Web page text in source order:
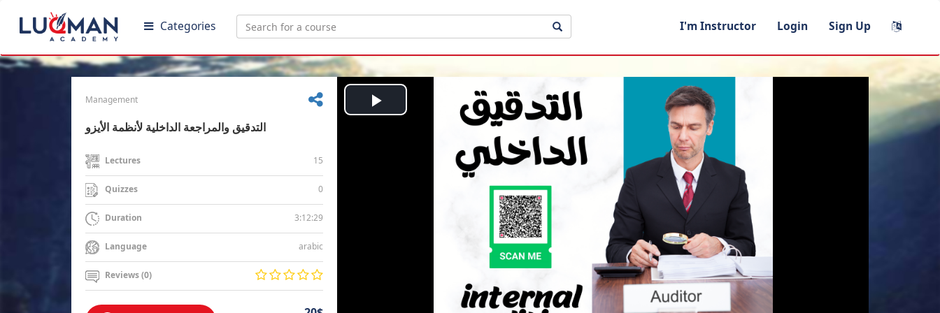
Categories I'm Instructor Login Sign Up
Management
التدقيق والمراجعة الداخلية لأنظمة الأيزو
Lectures 15
Quizzes 0
Duration 3:12:29
Language arabic
Reviews (0)
Play